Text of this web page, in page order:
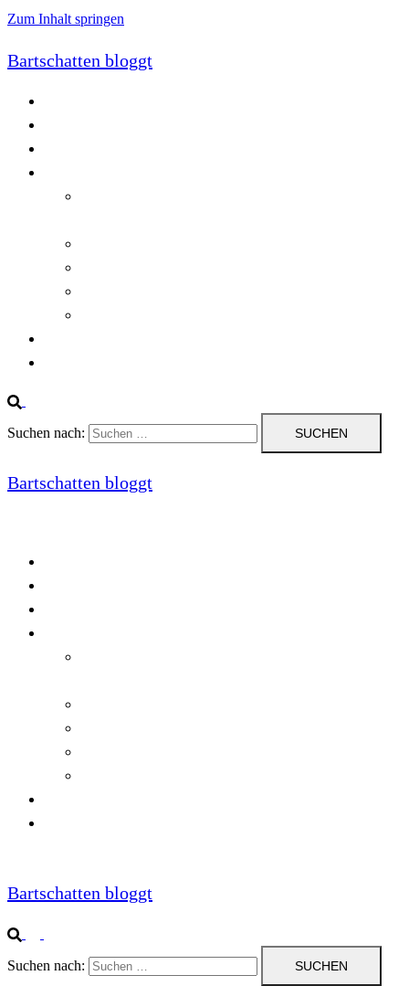
Zum Inhalt springen
Bartschatten bloggt
Suchen nach:
Bartschatten bloggt
Bartschatten bloggt
Suchen nach: